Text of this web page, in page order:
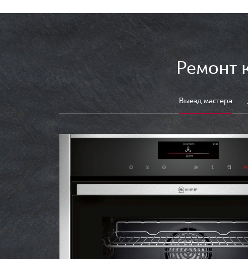
Ремонт
Выезд мастера